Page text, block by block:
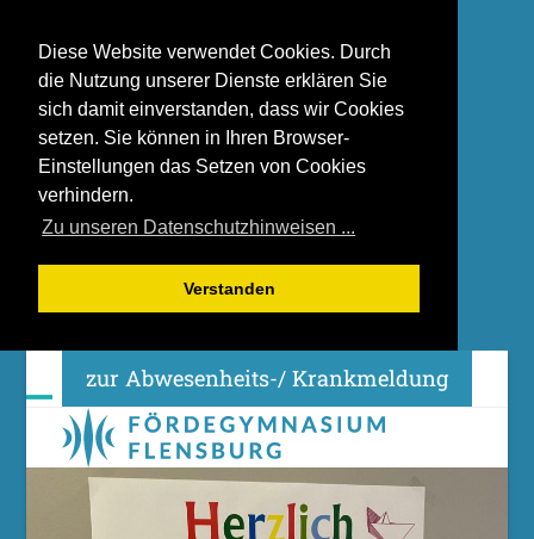
Diese Website verwendet Cookies. Durch
die Nutzung unserer Dienste erklären Sie
sich damit einverstanden, dass wir Cookies
setzen. Sie können in Ihren Browser-
Einstellungen das Setzen von Cookies
verhindern.
Zu unseren Datenschutzhinweisen ...
Verstanden
zur Abwesenheits-/ Krankmeldung
Open
mobile
menu
Close
mobile
menu